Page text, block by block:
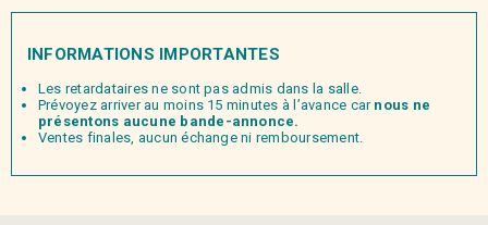
INFORMATIONS IMPORTANTES
Les retardataires ne sont pas admis dans la salle.
Prévoyez arriver au moins 15 minutes à l’avance carnous ne
présentons aucune bande-annonce.
Ventes finales, aucun échange ni remboursement.